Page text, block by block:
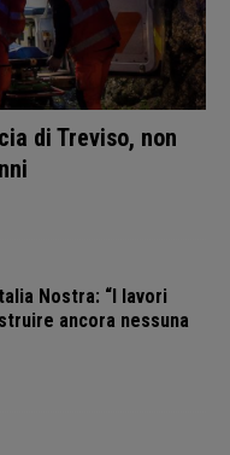
di Treviso, non
Nostra: “I lavori
ancora nessuna